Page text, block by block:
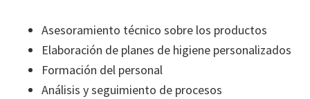
Asesoramiento técnico sobre los productos
Elaboración de planes de higiene personalizados
Formación del personal
Análisis y seguimiento de procesos